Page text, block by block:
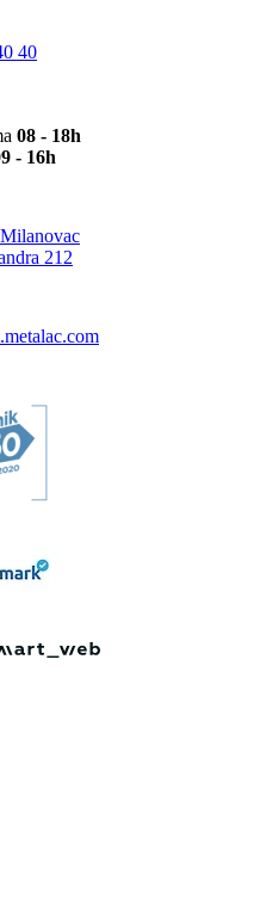
40
08 - 18h
- 16h
212